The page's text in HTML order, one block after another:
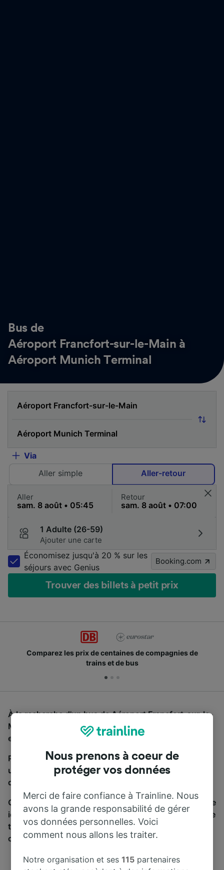
Bus de
Aéroport Francfort-sur-le-Main à
Aéroport Munich Terminal
Via
Aller simple
Aller-retour
Aller Retour
1 Adulte (26-59)
Ajouter une carte
Économisez jusqu'à 20 % sur les
séjours avec Genius
Booking.com
Trouver des billets à petit prix
Comparez les prix de centaines de compagnies de
trains et de bus
À la recherche d'un bus de Aéroport Francfort-sur-le-
Main à Aéroport Munich Terminal, vous êtes au bon
endroit.
Pour trouver des billets de bus, lancez simplement
une recherche ci-dessus. Nous comparons les temps
de trajets et les prix des voyages, en train et en bus.
Qu’importe votre destination, votre voyage commence
ici. Nous collaborons avec plus de 170 compagnies de
train et de bus. Consultez et achetez vos billets sur
cette page.
Nous prenons à coeur de
protéger vos données
Merci de faire confiance à Trainline. Nous
avons la grande responsabilité de gérer
vos données personnelles. Voici
comment nous allons les traiter.
Notre organisation et ses115 partenaires